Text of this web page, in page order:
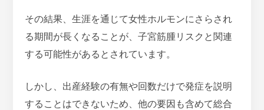
その結果、生涯を通じて女性ホルモンにさらされ
る期間が長くなることが、子宮筋腫リスクと関連
する可能性があるとされています。
しかし、出産経験の有無や回数だけで発症を説明
することはできないため、他の要因も含めて総合